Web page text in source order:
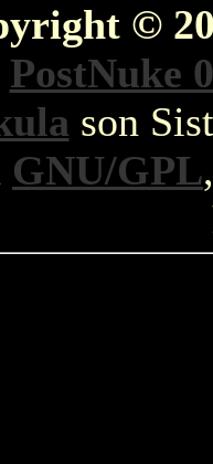
©
PostNuke
son
GNU/GPL